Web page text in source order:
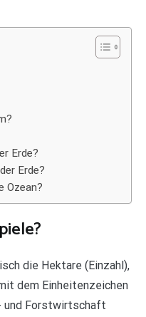
Erde?
Erde?
Ozean?
die Hektare (Einzahl),
dem Einheitenzeichen
und Forstwirtschaft